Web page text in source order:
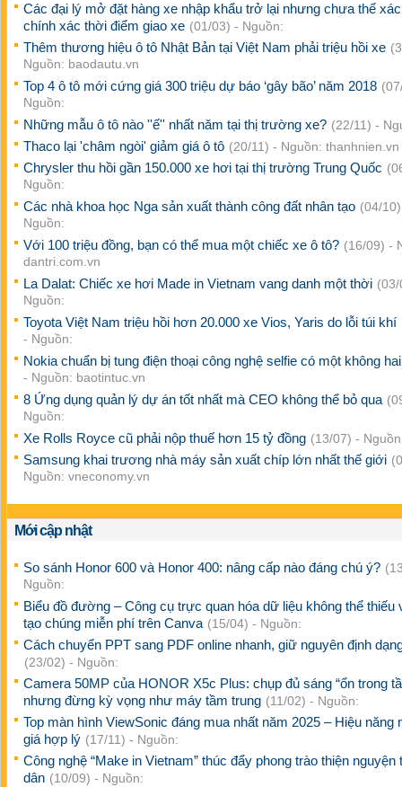
Các đại lý mở đặt hàng xe nhập khẩu trở lại nhưng chưa thể
chính xác thời điểm giao xe (01/03) - Nguồn:
Thêm thương hiệu ô tô Nhật Bản tại Việt Nam phải triệu hồi xe
Nguồn: baodautu.vn
Top 4 ô tô mới cứng giá 300 triệu dự báo ‘gây bão’ năm 2018
Nguồn:
Những mẫu ô tô nào ''ế'' nhất năm tại thị trường xe? (22/11) -
Thaco lại 'châm ngòi' giảm giá ô tô (20/11) - Nguồn: thanhnien.vn
Chrysler thu hồi gần 150.000 xe hơi tại thị trường Trung Quốc
Nguồn:
Các nhà khoa học Nga sản xuất thành công đất nhân tạo (04/
Nguồn:
Với 100 triệu đồng, bạn có thể mua một chiếc xe ô tô? (16/09) -
dantri.com.vn
La Dalat: Chiếc xe hơi Made in Vietnam vang danh một thời
Nguồn:
Toyota Việt Nam triệu hồi hơn 20.000 xe Vios, Yaris do lỗi túi khí
- Nguồn:
Nokia chuẩn bị tung điện thoại công nghệ selfie có một không
- Nguồn: baotintuc.vn
8 Ứng dụng quản lý dự án tốt nhất mà CEO không thể bỏ qua
Nguồn:
Xe Rolls Royce cũ phải nộp thuế hơn 15 tỷ đồng (13/07) -
Samsung khai trương nhà máy sản xuất chíp lớn nhất thế giới
Nguồn: vneconomy.vn
Mới cập nhật
So sánh Honor 600 và Honor 400: nâng cấp nào đáng chú ý?
Nguồn:
Biểu đồ đường – Công cụ trực quan hóa dữ liệu không thể thiếu
tạo chúng miễn phí trên Canva (15/04) - Nguồn:
Cách chuyển PPT sang PDF online nhanh, giữ nguyên định
(23/02) - Nguồn:
Camera 50MP của HONOR X5c Plus: chụp đủ sáng “ổn trong
nhưng đừng kỳ vọng như máy tầm trung (11/02) - Nguồn:
Top màn hình ViewSonic đáng mua nhất năm 2025 – Hiệu năng
giá hợp lý (17/11) - Nguồn:
Công nghệ “Make in Vietnam” thúc đẩy phong trào thiện nguyện
dân (10/09) - Nguồn: